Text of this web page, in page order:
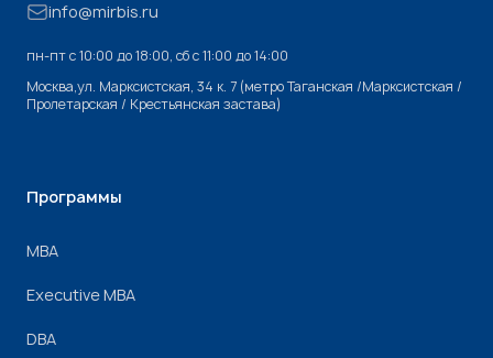
info@mirbis.ru
пн-пт с 10:00 до 18:00, cб с 11:00 до 14:00
Москва,ул. Марксистская, 34 к. 7 (метро Таганская /Марксистская /
Пролетарская / Крестьянская застава)
Программы
МВА
Executive MBA
DBA